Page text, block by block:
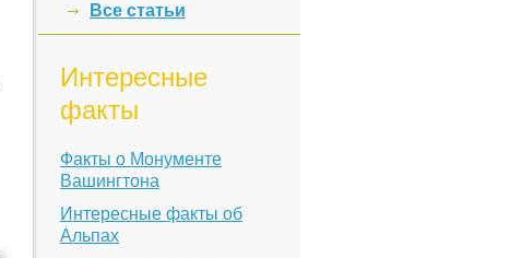
Все статьи
Интересные
факты
Факты о Монументе
Вашингтона
Интересные факты об
Альпах